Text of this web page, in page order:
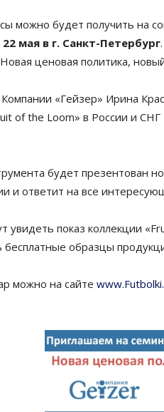
можно будет получить на
22 мая в г. Санкт-Петербург.
ценовая политика,
«Гейзер» Ирина
of the Loom» в России и
будет презентован
и ответит на все
увидеть показ коллекции
образцы
можно на сайте